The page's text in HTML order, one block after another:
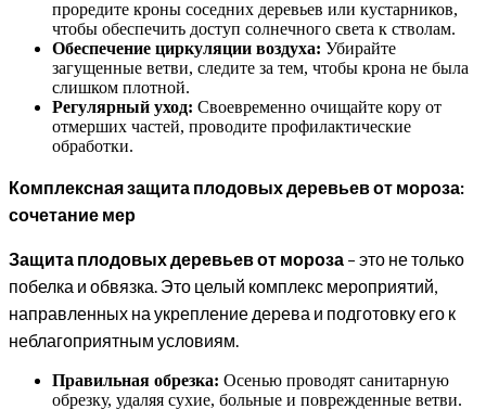
проредите кроны соседних деревьев или кустарников,
чтобы обеспечить доступ солнечного света к стволам.
Обеспечение циркуляции воздуха: Убирайте
загущенные ветви, следите за тем, чтобы крона не была
слишком плотной.
Регулярный уход: Своевременно очищайте кору от
отмерших частей, проводите профилактические
обработки.
Комплексная защита плодовых деревьев от мороза:
сочетание мер
Защита плодовых деревьев от мороза – это не только
побелка и обвязка. Это целый комплекс мероприятий,
направленных на укрепление дерева и подготовку его к
неблагоприятным условиям.
Правильная обрезка: Осенью проводят санитарную
обрезку, удаляя сухие, больные и поврежденные ветви.